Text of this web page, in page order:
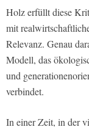
Holz erfüllt diese
mit
Relevanz. Genau
Modell, das
und
verbindet.
In einer Zeit, in der